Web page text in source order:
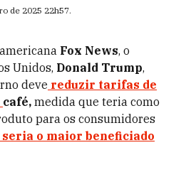
de 2025 22h57.
Fox News, o
Unidos, Donald Trump,
deve reduzir tarifas de
café, medida que teria como
para os consumidores
o maior beneficiado